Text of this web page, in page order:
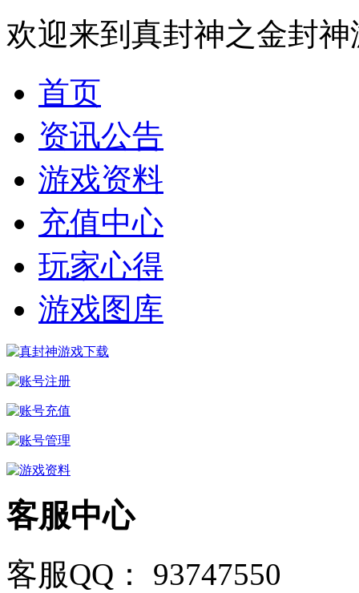
欢迎来到真封神之金封
首页
资讯公告
游戏资料
充值中心
玩家心得
游戏图库
客服中心
客服QQ： 93747550